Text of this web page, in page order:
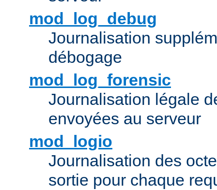
mod_log_debug
Journalisation
débogage
mod_log_forensic
Journalisation légale
envoyées au serveur
mod_logio
Journalisation des
sortie pour chaque